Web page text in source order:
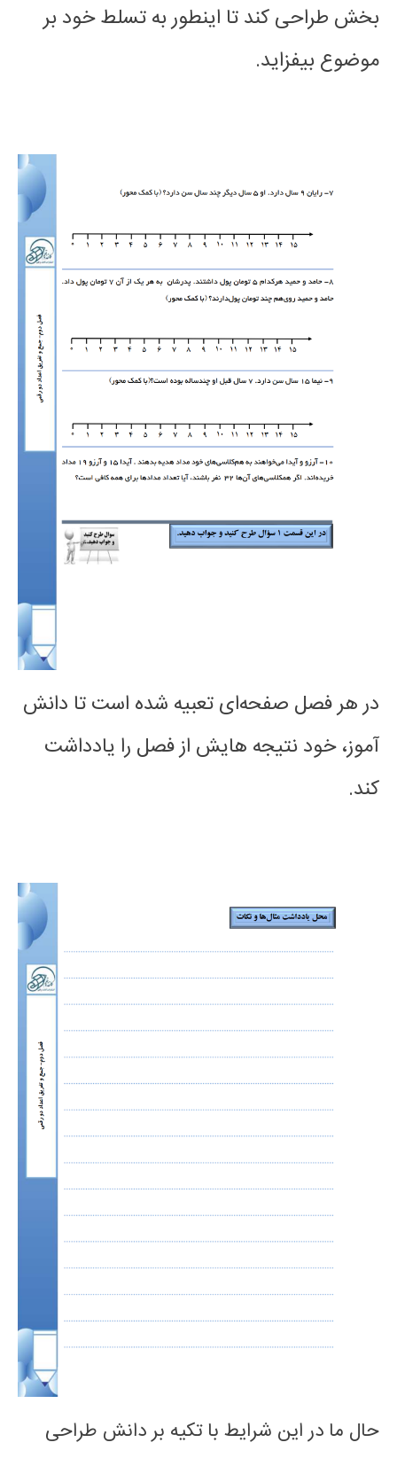
بخش طراحی کند تا اینطور به تسلط خود بر
موضوع بیفزاید.
در هر فصل صفحه‌ای تعبیه شده است تا دانش
آموز، خود نتیجه هایش از فصل را یادداشت
کند.
حال ما در این شرایط با تکیه بر دانش طراحی